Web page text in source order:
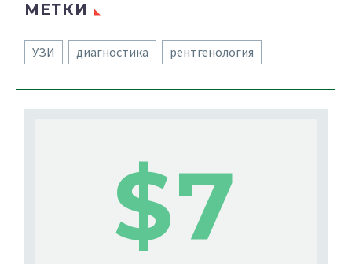
МЕТКИ
УЗИ диагностика рентгенология
$7